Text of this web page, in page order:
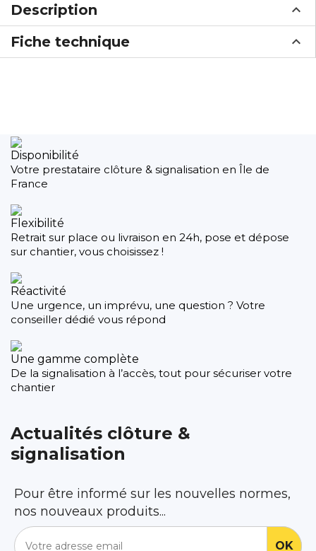
Description
Fiche technique
Disponibilité
Votre prestataire clôture & signalisation en Île de
France
Flexibilité
Retrait sur place ou livraison en 24h, pose et dépose
sur chantier, vous choisissez !
Réactivité
Une urgence, un imprévu, une question ? Votre
conseiller dédié vous répond
Une gamme complète
De la signalisation à l’accès, tout pour sécuriser votre
chantier
Actualités clôture &
signalisation
Pour être informé sur les nouvelles normes,
nos nouveaux produits...